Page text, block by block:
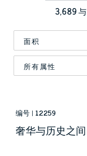
3,689
编号 | 12259
奢华与历史之